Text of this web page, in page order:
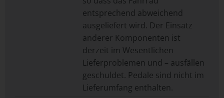
entsprechend abweichend
ausgeliefert wird. Der Einsatz
anderer Komponenten ist
derzeit im Wesentlichen
Lieferproblemen und – ausfällen
geschuldet. Pedale sind nicht im
Lieferumfang enthalten.